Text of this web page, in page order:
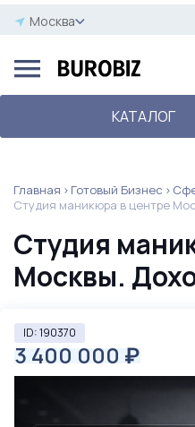
Москва
КАТАЛОГ
Главная Готовый Бизнес
Студия маникюра в центре
Студия
Москвы.
ID: 190370
3 400 000 ₽